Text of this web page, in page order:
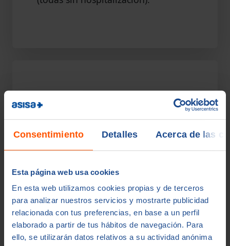
Consentimiento Detalles Acerca de las
Esta página web usa cookies
En esta web utilizamos cookies propias y de terceros
para analizar nuestros servicios y mostrarte publicidad
relacionada con tus preferencias, en base a un perfil
elaborado a partir de tus hábitos de navegación. Para
ello, se utilizarán datos relativos a su actividad anónima
2) ¿Prefieres sin copago
(cuota fija) o te compensa
Cómo elegir sin darle más vueltas
Sin copago te suele compensar si:
Vas al médico con cierta
frecuencia (pediatría,
especialistas, revisiones,